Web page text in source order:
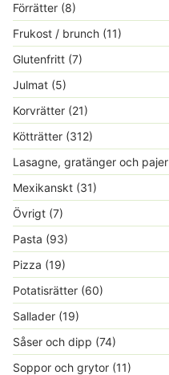
Förrätter (8)
Frukost / brunch (11)
Glutenfritt (7)
Julmat (5)
Korvrätter (21)
Kötträtter (312)
Lasagne, gratänger och pajer
Mexikanskt (31)
Övrigt (7)
Pasta (93)
Pizza (19)
Potatisrätter (60)
Sallader (19)
Såser och dipp (74)
Soppor och grytor (11)